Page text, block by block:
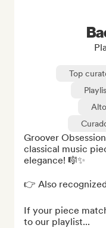
Top
Groover
classical music
elegance! 🎼✨
👉 Also
If your piece
to our playlist...